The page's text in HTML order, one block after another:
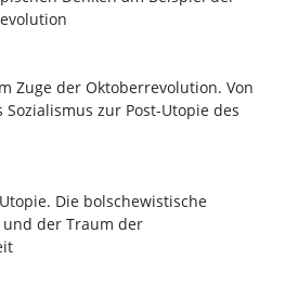
Zuge der Oktoberrevolution. Von
zur Post-Utopie des
Die bolschewistische
der Traum der